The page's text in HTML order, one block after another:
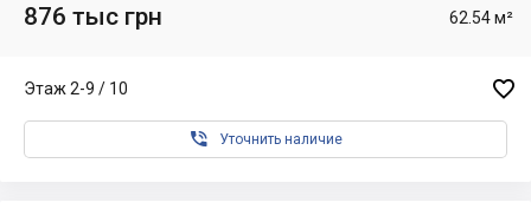
876 тыс грн 62.54 м²
Этаж 2-9 / 10 
 Уточнить наличие